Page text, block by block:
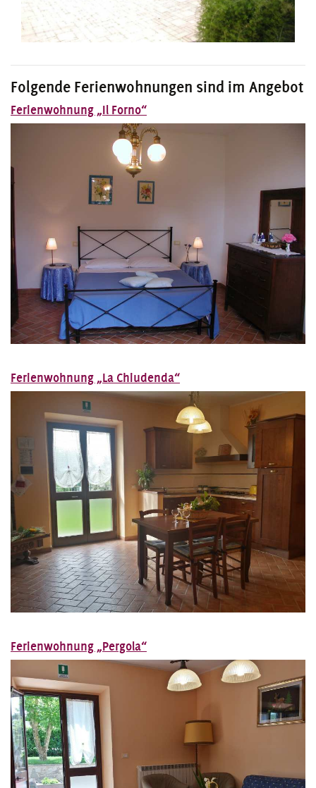
Folgende Ferienwohnungen sind im Angebot
Ferienwohnung „Il Forno“
Ferienwohnung „La Chiudenda“
Ferienwohnung „Pergola“